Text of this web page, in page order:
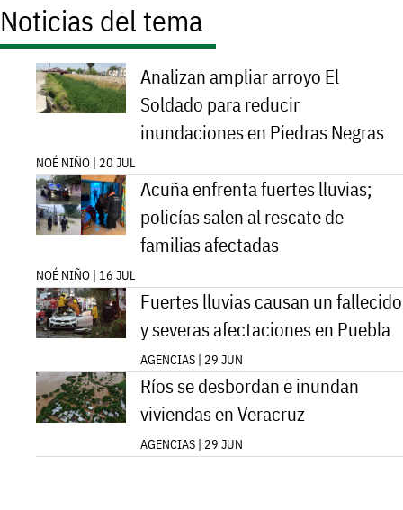
Noticias del tema
Analizan ampliar arroyo El
Soldado para reducir
inundaciones en Piedras Negras
NOÉ NIÑO | 20 JUL
Acuña enfrenta fuertes lluvias;
policías salen al rescate de
familias afectadas
NOÉ NIÑO | 16 JUL
Fuertes lluvias causan un fallecido
y severas afectaciones en Puebla
AGENCIAS | 29 JUN
Ríos se desbordan e inundan
viviendas en Veracruz
AGENCIAS | 29 JUN